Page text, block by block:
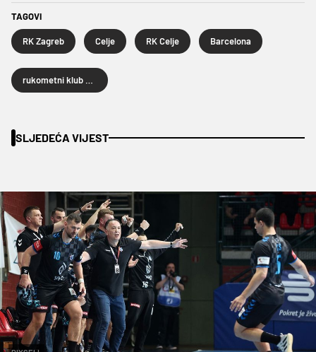
TAGOVI
RK Zagreb Celje RK Celje Barcelona
SLJEDEĆA VIJEST